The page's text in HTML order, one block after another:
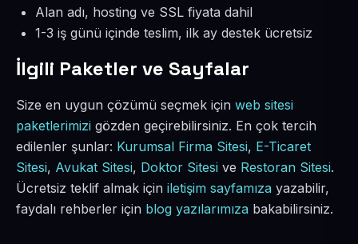
Alan adı, hosting ve SSL fiyata dahil
1-3 iş günü içinde teslim, ilk ay destek ücretsiz
İlgili Paketler ve Sayfalar
Size en uygun çözümü seçmek için web sitesi
paketlerimizi gözden geçirebilirsiniz. En çok tercih
edilenler şunlar: Kurumsal Firma Sitesi, E-Ticaret
Sitesi, Avukat Sitesi, Doktor Sitesi ve Restoran Sitesi.
Ücretsiz teklif almak için iletişim sayfamıza yazabilir,
faydalı rehberler için blog yazılarımıza bakabilirsiniz.